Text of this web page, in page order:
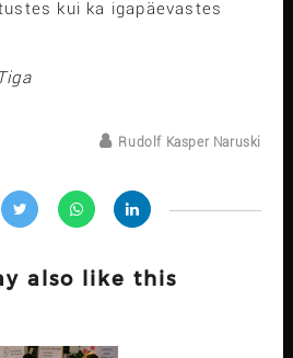
kui ka igapäevastes
Rudolf Kasper Naruski
also like this